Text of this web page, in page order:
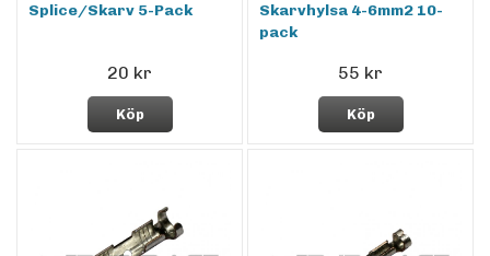
Splice/Skarv 5-Pack
20 kr
Köp
Skarvhylsa 4-6mm2 10-
pack
55 kr
Köp